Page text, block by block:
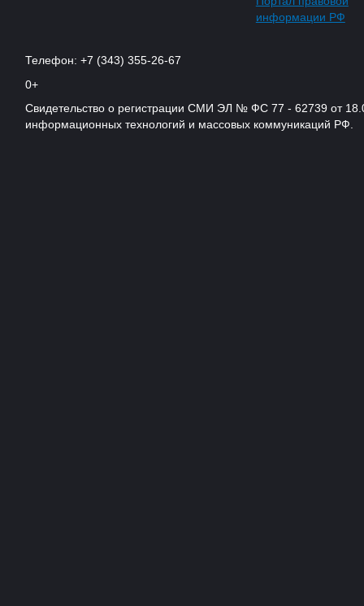
информации РФ
Телефон: +7 (343) 355-26-67
0+
Свидетельство о регистрации СМИ ЭЛ № ФС 77 - 62739 от
информационных технологий и массовых коммуникаций РФ.